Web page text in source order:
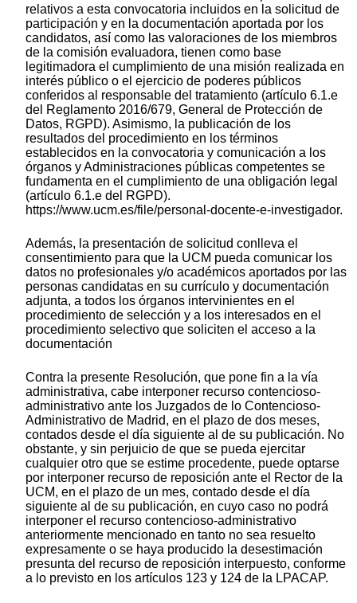
relativos a esta convocatoria incluidos en la solicitud de
participación y en la documentación aportada por los
candidatos, así como las valoraciones de los miembros
de la comisión evaluadora, tienen como base
legitimadora el cumplimiento de una misión realizada en
interés público o el ejercicio de poderes públicos
conferidos al responsable del tratamiento (artículo 6.1.e
del Reglamento 2016/679, General de Protección de
Datos, RGPD). Asimismo, la publicación de los
resultados del procedimiento en los términos
establecidos en la convocatoria y comunicación a los
órganos y Administraciones públicas competentes se
fundamenta en el cumplimiento de una obligación legal
(artículo 6.1.e del RGPD).
https://www.ucm.es/file/personal-docente-e-investigador.
Además, la presentación de solicitud conlleva el
consentimiento para que la UCM pueda comunicar los
datos no profesionales y/o académicos aportados por las
personas candidatas en su currículo y documentación
adjunta, a todos los órganos intervinientes en el
procedimiento de selección y a los interesados en el
procedimiento selectivo que soliciten el acceso a la
documentación
Contra la presente Resolución, que pone fin a la vía
administrativa, cabe interponer recurso contencioso-
administrativo ante los Juzgados de lo Contencioso-
Administrativo de Madrid, en el plazo de dos meses,
contados desde el día siguiente al de su publicación. No
obstante, y sin perjuicio de que se pueda ejercitar
cualquier otro que se estime procedente, puede optarse
por interponer recurso de reposición ante el Rector de la
UCM, en el plazo de un mes, contado desde el día
siguiente al de su publicación, en cuyo caso no podrá
interponer el recurso contencioso-administrativo
anteriormente mencionado en tanto no sea resuelto
expresamente o se haya producido la desestimación
presunta del recurso de reposición interpuesto, conforme
a lo previsto en los artículos 123 y 124 de la LPACAP.